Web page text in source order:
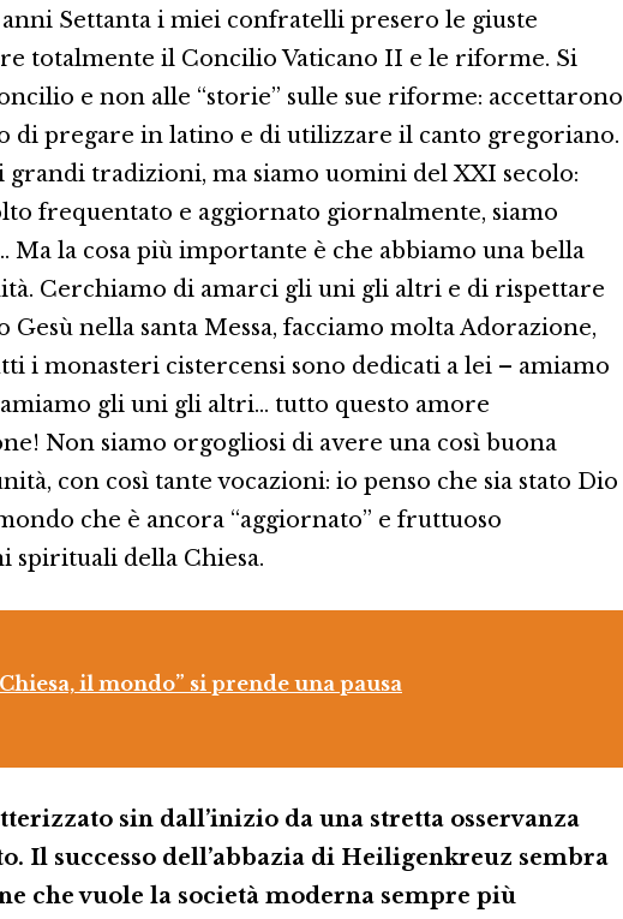
Settanta i miei confratelli presero le giuste
totalmente il Concilio Vaticano II e le riforme. Si
e non alle “storie” sulle sue riforme: accettarono
di pregare in latino e di utilizzare il canto gregoriano.
tradizioni, ma siamo uomini del XXI secolo:
frequentato e aggiornato giornalmente, siamo
Ma la cosa più importante è che abbiamo una bella
Cerchiamo di amarci gli uni gli altri e di rispettare
nella santa Messa, facciamo molta Adorazione,
i monasteri cistercensi sono dedicati a lei – amiamo
amiamo gli uni gli altri… tutto questo amore
Non siamo orgogliosi di avere una così buona
con così tante vocazioni: io penso che sia stato Dio
che è ancora “aggiornato” e fruttuoso
spirituali della Chiesa.
il mondo” si prende una pausa
sin dall’inizio da una stretta osservanza
Il successo dell’abbazia di Heiligenkreuz sembra
che vuole la società moderna sempre più